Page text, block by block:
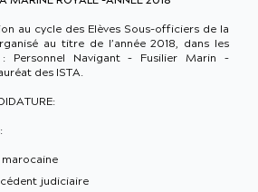
au cycle des Elèves Sous-officiers de la
au titre de l’année 2018, dans les
: Personnel Navigant – Fusilier Marin –
des ISTA.
judiciaire